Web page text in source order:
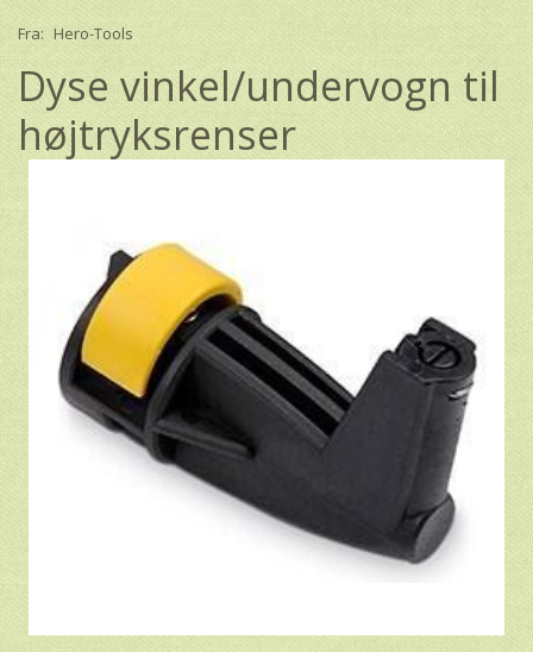
Fra: Hero-Tools
Dyse vinkel/undervogn til
højtryksrenser